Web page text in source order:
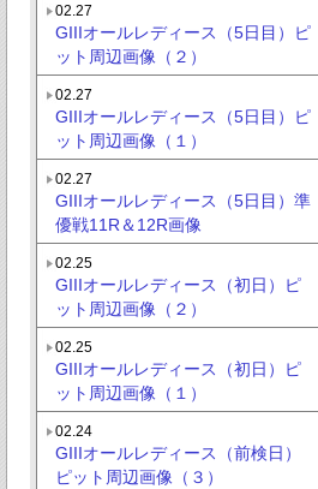
02.27
GIIIオールレディース（5日目）ピ
ット周辺画像（２）
02.27
GIIIオールレディース（5日目）ピ
ット周辺画像（１）
02.27
GIIIオールレディース（5日目）準
優戦11R＆12R画像
02.25
GIIIオールレディース（初日）ピ
ット周辺画像（２）
02.25
GIIIオールレディース（初日）ピ
ット周辺画像（１）
02.24
GIIIオールレディース（前検日）
ピット周辺画像（３）